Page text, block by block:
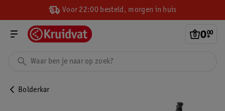
Voor 22:00 besteld, morgen in huis
0.
00
Bolderkar